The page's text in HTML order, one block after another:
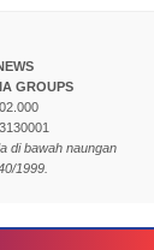
GROUPS
di bawah naungan
1999.